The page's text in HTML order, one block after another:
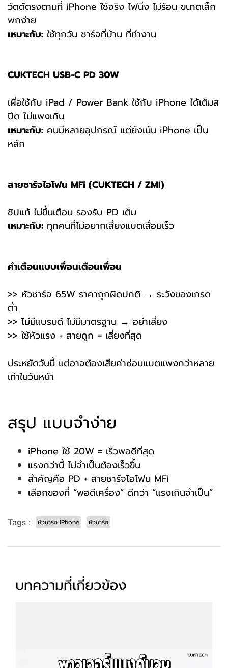
วัตต์ตรงตามที่ iPhone ใช้จริง ไฟนิ่ง ไม่ร้อน ขนาดเล็ก
พกง่าย
เหมาะกับ: ใช้ทุกวัน ชาร์จที่บ้าน ที่ทำงาน
CUKTECH USB-C PD 30W
เผื่อใช้กับ iPad / Power Bank ใช้กับ iPhone ได้เต็มส
ปีด ไม่แพงเกิน
เหมาะกับ: คนมีหลายอุปกรณ์ แต่ยังเน้น iPhone เป็น
หลัก
สายชาร์จไอโฟน MFi (CUKTECH / ZMI)
ชิปแท้ ไม่ขึ้นเตือน รองรับ PD เต็ม
เหมาะกับ: ทุกคนที่ไม่อยากเสี่ยงแบตเสื่อมเร็ว
คำเตือนแบบเพื่อนเตือนเพื่อน
>> หัวชาร์จ 65W ราคาถูกผิดปกติ → ระวังของเกรด
ต่ำ
>> ไม่มีแบรนด์ ไม่มีมาตรฐาน → อย่าเสี่ยง
>> ใช้หัวแรง + สายถูก = เสี่ยงที่สุด
ประหยัดวันนี้ แต่อาจต้องเสียค่าซ่อมแบตแพงกว่าหลาย
เท่าในวันหน้า
สรุป แบบจำง่าย
iPhone ใช้ 20W = เร็วพอดีที่สุด
แรงกว่านี้ ไม่จำเป็นต้องเร็วขึ้น
สำคัญคือ PD + สายชาร์จไอโฟน MFi
เลือกของที่ “พอดีเครื่อง” ดีกว่า “แรงเกินจำเป็น”
Tags : หัวชาร์จ iPhone หัวชาร์จ
บทความที่เกี่ยวข้อง